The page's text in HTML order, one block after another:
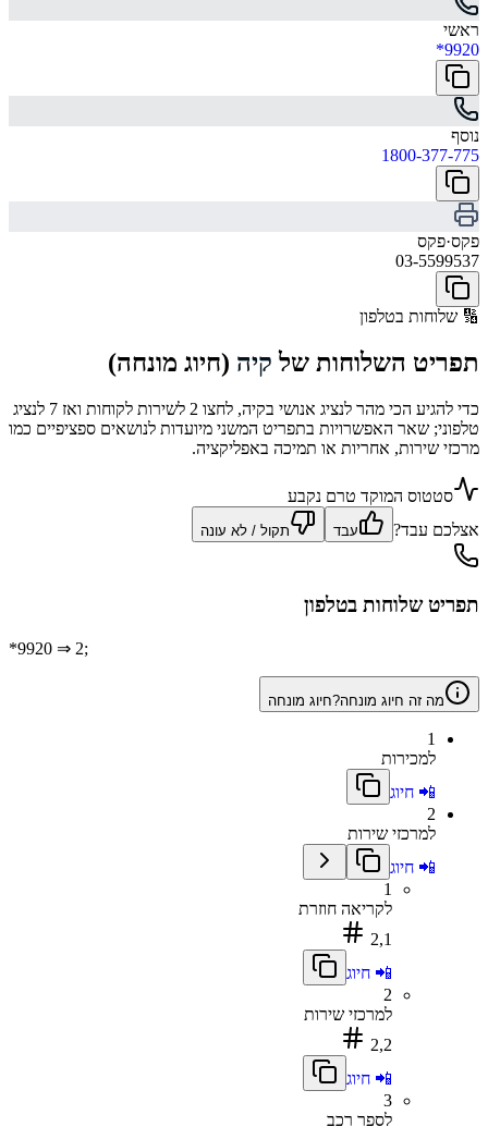
ראשי
*9920
נוסף
1800-377-775
פקס·פקס
03-5599537
🔢 שלוחות בטלפון
תפריט השלוחות של קיה (חיוג מונחה)
כדי להגיע הכי מהר לנציג אנושי בקיה, לחצו 2 לשירות לקוחות ואז 7 לנציג
טלפוני; שאר האפשרויות בתפריט המשני מיועדות לנושאים ספציפיים כמו
מרכזי שירות, אחריות או תמיכה באפליקציה.
סטטוס המוקד טרם נקבע
אצלכם עבד?
עבד תקול / לא עונה
תפריט שלוחות בטלפון
*9920 ⇒ 2;
מה זה חיוג מונחה?חיוג מונחה
1
למכירות
📲 חיוג
2
למרכזי שירות
📲 חיוג
1
לקריאה חוזרת
2,1
📲 חיוג
2
למרכזי שירות
2,2
📲 חיוג
3
לספר רכב